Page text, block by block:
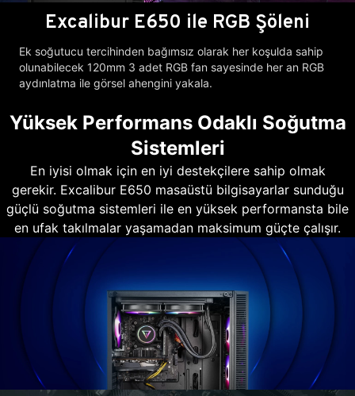
Excalibur E650 ile RGB Şöleni
Ek soğutucu tercihinden bağımsız olarak her koşulda sahip
olunabilecek 120mm 3 adet RGB fan sayesinde her an RGB
aydınlatma ile görsel ahengini yakala.
Yüksek Performans Odaklı Soğutma
Sistemleri
En iyisi olmak için en iyi destekçilere sahip olmak
gerekir. Excalibur E650 masaüstü bilgisayarlar sunduğu
güçlü soğutma sistemleri ile en yüksek performansta bile
en ufak takılmalar yaşamadan maksimum güçte çalışır.